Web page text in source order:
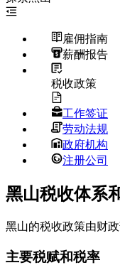
雇佣指南
薪酬报告
税收政策
工作签证
劳动法规
政府机构
注册公司
黑山税收体系
黑山的税收政策由财
主要税赋和税率